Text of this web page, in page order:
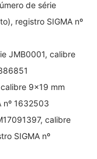
de série
registro SIGMA nº
JMB0001, calibre
9x19 mm
nº 1632503
calibre
SIGMA nº